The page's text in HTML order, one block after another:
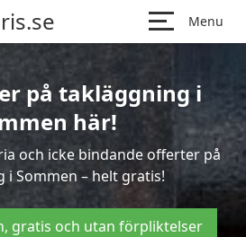
Menu
på takläggning i
här!
och icke bindande offerter på
i Sommen – helt gratis!
gratis och utan förpliktelser